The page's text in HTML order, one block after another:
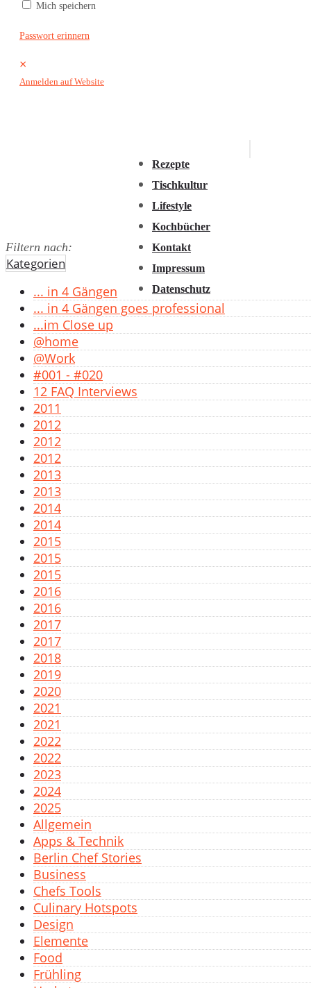
Mich speichern
Passwort erinnern
×
Anmelden auf Website
Rezepte
Tischkultur
Lifestyle
Kochbücher
2015
2012
Kontakt
Impressum
Datenschutz
Filtern nach:
Kategorien
... in 4 Gängen
... in 4 Gängen goes professional
...im Close up
@home
@Work
#001 - #020
12 FAQ Interviews
2011
2012
2012
2012
2013
2013
2014
2014
2015
2015
2015
2016
2016
2017
2017
2018
2019
2020
2021
2021
2022
2022
2023
2024
2025
Allgemein
Apps & Technik
Berlin Chef Stories
Business
Chefs Tools
Culinary Hotspots
Design
Elemente
Food
Frühling